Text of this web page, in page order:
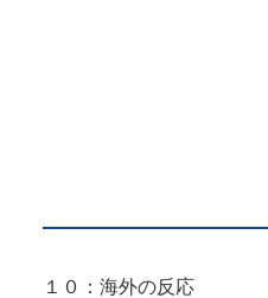
１０：海外の反応